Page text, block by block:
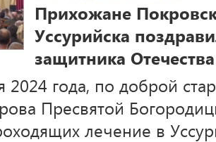
Прихожане
Уссурийска
защитника Отечества
2024 года, по доброй
Пресвятой
лечение в